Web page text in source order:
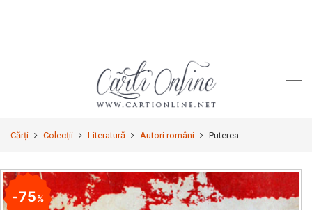
Cărți Colecții Literatură Autori români Puterea
75%